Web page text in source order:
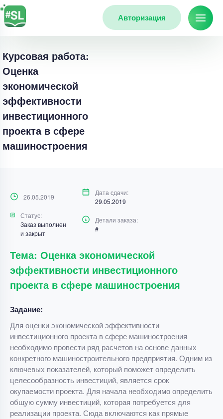
Авторизация
Курсовая работа:
Оценка
экономической
эффективности
инвестиционного
проекта в сфере
машиностроения
26.05.2019
Дата сдачи:
29.05.2019
Статус:
Заказ выполнен
и закрыт
Детали заказа:
#
Тема: Оценка экономической
эффективности инвестиционного
проекта в сфере машиностроения
Задание:
Для оценки экономической эффективности
инвестиционного проекта в сфере машиностроения
необходимо провести ряд расчетов на основе данных
конкретного машиностроительного предприятия. Одним из
ключевых показателей, который поможет определить
целесообразность инвестиций, является срок
окупаемости проекта. Для начала необходимо определить
общую сумму инвестиций, которая потребуется для
реализации проекта. Сюда включаются как прямые